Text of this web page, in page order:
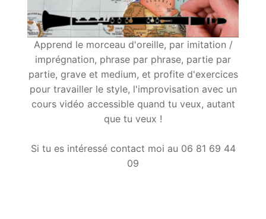
Apprend le morceau d'oreille, par imitation /
imprégnation, phrase par phrase, partie par
partie, grave et medium, et profite d'exercices
pour travailler le style, l'improvisation avec un
cours vidéo accessible quand tu veux, autant
que tu veux !
Si tu es intéressé contact moi au 06 81 69 44
09